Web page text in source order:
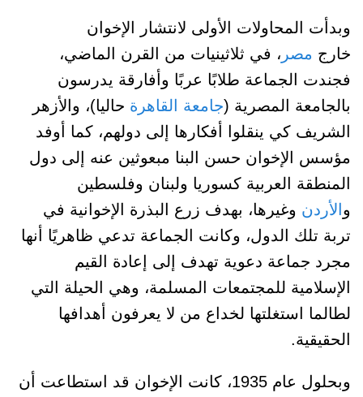
وبدأت المحاولات الأولى لانتشار الإخوان
خارج مصر ، في ثلاثينيات من القرن الماضي،
فجندت الجماعة طلابًا عربًا وأفارقة يدرسون
بالجامعة المصرية (جامعة القاهرة حاليا)، والأزهر
الشريف كي ينقلوا أفكارها إلى دولهم، كما أوفد
مؤسس الإخوان حسن البنا مبعوثين عنه إلى دول
المنطقة العربية كسوريا ولبنان وفلسطين
و الأردن وغيرها، بهدف زرع البذرة الإخوانية في
تربة تلك الدول، وكانت الجماعة تدعي ظاهريًا أنها
مجرد جماعة دعوية تهدف إلى إعادة القيم
الإسلامية للمجتمعات المسلمة، وهي الحيلة التي
لطالما استغلتها لخداع من لا يعرفون أهدافها
الحقيقية.
وبحلول عام 1935، كانت الإخوان قد استطاعت أن